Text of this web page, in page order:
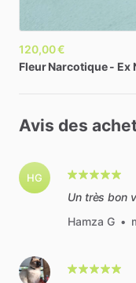
120,00 €
Fleur Narcotique - Ex
Avis des
HG
Un très bon
Hamza G •